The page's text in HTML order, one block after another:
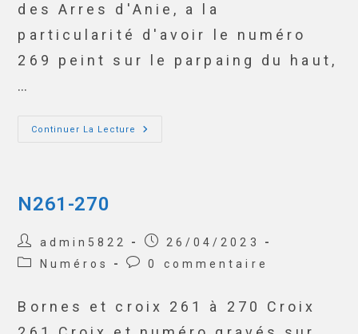
des Arres d'Anie, a la
particularité d'avoir le numéro
269 peint sur le parpaing du haut,
…
Continuer La Lecture
N261-270
admin5822
26/04/2023
Numéros
0 commentaire
Bornes et croix 261 à 270 Croix